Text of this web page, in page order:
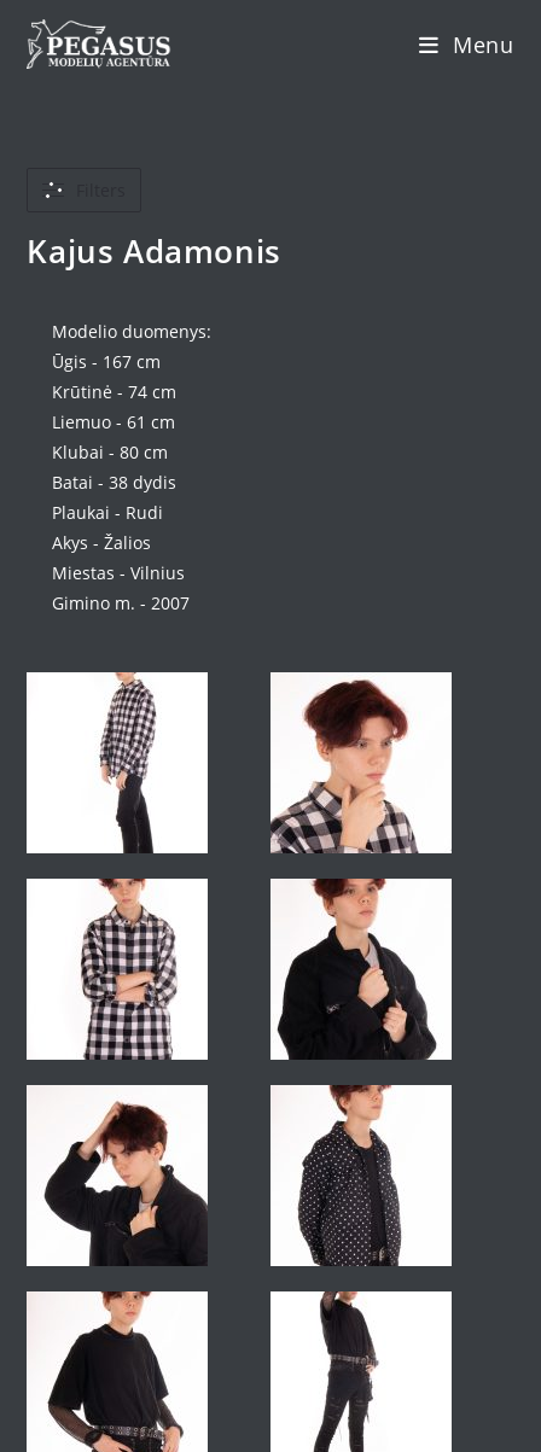
content
Menu
Kajus Adamonis
Modelio duomenys:
Ūgis - 167 cm
Krūtinė - 74 cm
Liemuo - 61 cm
Klubai - 80 cm
Batai - 38 dydis
Plaukai - Rudi
Akys - Žalios
Miestas - Vilnius
Gimino m. - 2007